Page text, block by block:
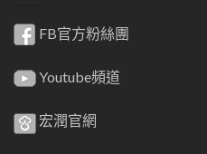
FB官方粉絲團
Youtube頻道
宏潤官網